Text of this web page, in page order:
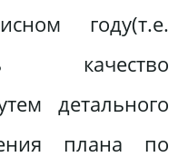
году(т.е.
качество
детального
плана по